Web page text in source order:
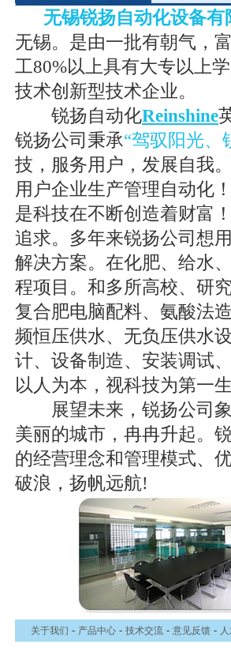
无锡锐扬自动化设备有
无锡。是由一批有朝气，
工80%以上具有大专以上
技术创新型技术企业。
锐扬自动化Reinshine
锐扬公司秉承“驾驭阳光、
技，服务用户，发展自我
用户企业生产管理自动化
是科技在不断创造着财富
追求。多年来锐扬公司想
解决方案。在化肥、给水
程项目。和多所高校、研
复合肥电脑配料、氨酸法
频恒压供水、无负压供水
计、设备制造、安装调试
以人为本，视科技为第一
展望未来，锐扬公司象
美丽的城市，冉冉升起。
的经营理念和管理模式、
破浪，扬帆远航!
关于我们 - 产品中心 - 技术交流 - 意见反馈 -